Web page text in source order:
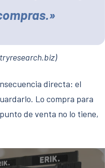
directa: el
Lo compra para
de venta no lo tiene,